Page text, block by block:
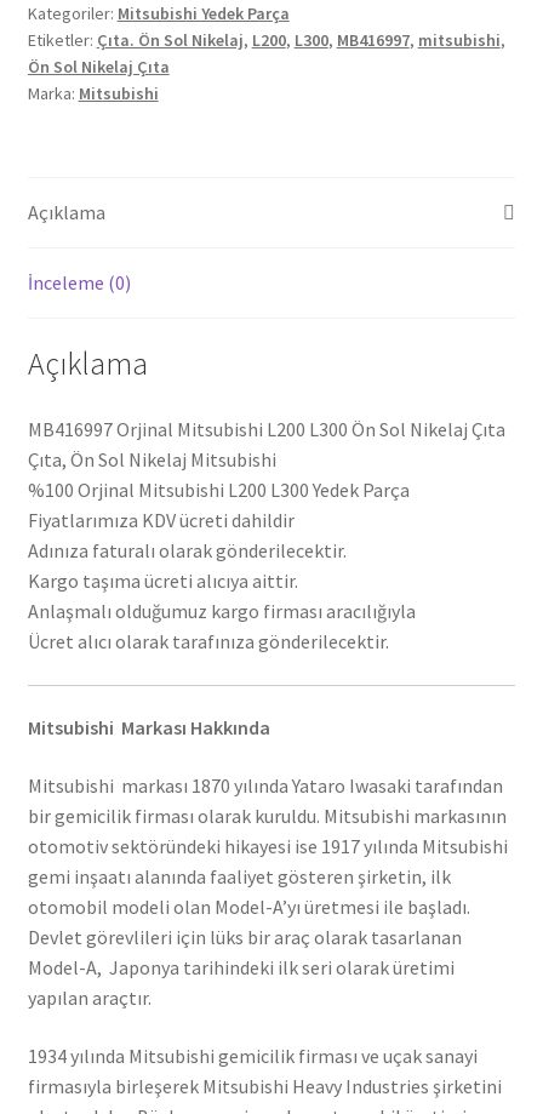
Sol
Nikelaj
Çıta
MB416997
Kategoriler: Mitsubishi Yedek Parça
Etiketler: Çıta. Ön Sol Nikelaj, L200, L300, MB416997, mitsubishi,
Ön Sol Nikelaj Çıta
Marka: Mitsubishi
Açıklama
İnceleme (0)
Açıklama
MB416997 Orjinal Mitsubishi L200 L300 Ön Sol Nikelaj Çıta
Çıta, Ön Sol Nikelaj Mitsubishi
%100 Orjinal Mitsubishi L200 L300 Yedek Parça
Fiyatlarımıza KDV ücreti dahildir
Adınıza faturalı olarak gönderilecektir.
Kargo taşıma ücreti alıcıya aittir.
Anlaşmalı olduğumuz kargo firması aracılığıyla
Ücret alıcı olarak tarafınıza gönderilecektir.
Mitsubishi Markası Hakkında
Mitsubishi markası 1870 yılında Yataro Iwasaki tarafından
bir gemicilik firması olarak kuruldu. Mitsubishi markasının
otomotiv sektöründeki hikayesi ise 1917 yılında Mitsubishi
gemi inşaatı alanında faaliyet gösteren şirketin, ilk
otomobil modeli olan Model-A’yı üretmesi ile başladı.
Devlet görevlileri için lüks bir araç olarak tasarlanan
Model-A, Japonya tarihindeki ilk seri olarak üretimi
yapılan araçtır.
1934 yılında Mitsubishi gemicilik firması ve uçak sanayi
firmasıyla birleşerek Mitsubishi Heavy Industries şirketini